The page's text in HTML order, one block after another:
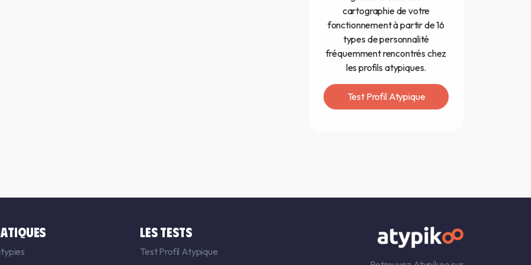
cartographie de votre
fonctionnement à partir de 16
types de personnalité
fréquemment rencontrés chez
les profils atypiques.
Test Profil Atypique
LES TESTS
Test Profil Atypique